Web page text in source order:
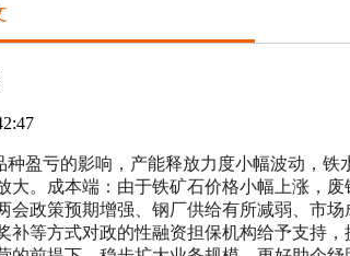
盈亏的影响，产能释放力度小幅波动，
。成本端：由于铁矿石价格小幅上涨，
政策预期增强、钢厂供给有所减弱、市
等方式对政的性融资担保机构给予支持